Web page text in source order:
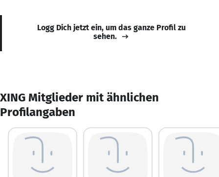
Logg Dich jetzt ein, um das ganze Profil zu
sehen.
XING Mitglieder mit ähnlichen
Profilangaben